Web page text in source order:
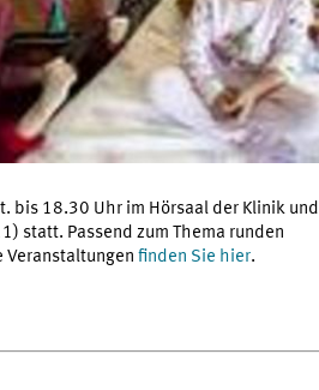
bis 18.30 Uhr im Hörsaal der Klinik und
statt. Passend zum Thema runden
Veranstaltungen finden Sie hier.